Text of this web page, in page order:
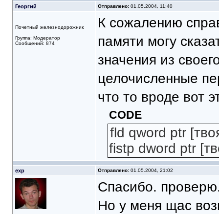
Георгий Отправлено:01.05.2004, 11:40
Почетный железнодорожник
Группа: Модератор
Сообщений: 874
К сожалению
памяти могу
значения из
целочисленные
что то вроде вот
CODE
fld qword ptr
fistp dword ptr
exp Отправлено:01.05.2004, 21:02
Спасибо.
Но у меня щас